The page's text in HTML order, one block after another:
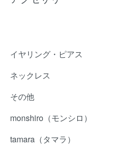
グループ一覧
イヤリング・ピアス
ネックレス
その他
monshiro（モンシロ）
tamara（タマラ）